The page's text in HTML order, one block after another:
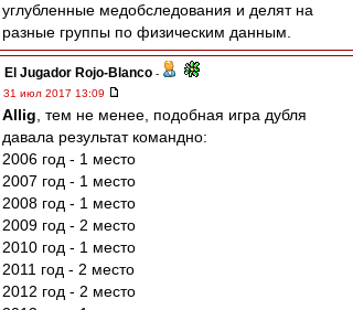
углубленные медобследования и делят на
разные группы по физическим данным.
El Jugador Rojo-Blanco -
31 июл 2017 13:09
Allig , тем не менее, подобная игра дубля
давала результат командно:
2006 год - 1 место
2007 год - 1 место
2008 год - 1 место
2009 год - 2 место
2010 год - 1 место
2011 год - 2 место
2012 год - 2 место